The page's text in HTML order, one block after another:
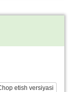
etish versiyasi